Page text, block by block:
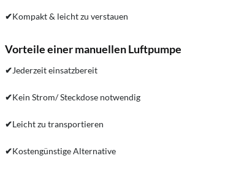
✔Kompakt & leicht zu verstauen
Vorteile einer manuellen Luftpumpe
✔Jederzeit einsatzbereit
✔Kein Strom/ Steckdose notwendig
✔Leicht zu transportieren
✔Kostengünstige Alternative